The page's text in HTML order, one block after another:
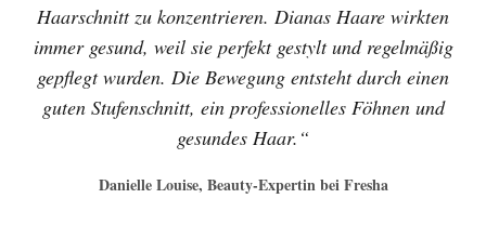
Haarschnitt zu konzentrieren. Dianas Haare wirkten
immer gesund, weil sie perfekt gestylt und regelmäßig
gepflegt wurden. Die Bewegung entsteht durch einen
guten Stufenschnitt, ein professionelles Föhnen und
gesundes Haar.“
Danielle Louise, Beauty-Expertin bei Fresha